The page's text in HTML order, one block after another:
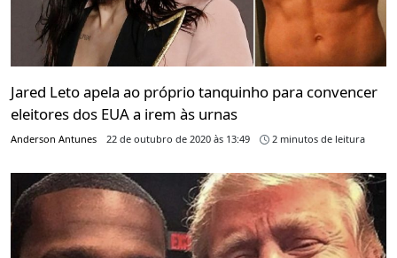
Jared Leto apela ao próprio tanquinho para convencer
eleitores dos EUA a irem às urnas
Anderson Antunes 22 de outubro de 2020 às 13:49 2 minutos de leitura